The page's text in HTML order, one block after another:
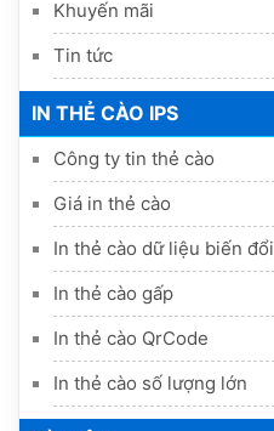
Khuyến mãi
Tin tức
IN THẺ CÀO IPS
Công ty tin thẻ cào
Giá in thẻ cào
In thẻ cào dữ liệu biến đổi
In thẻ cào gấp
In thẻ cào QrCode
In thẻ cào số lượng lớn